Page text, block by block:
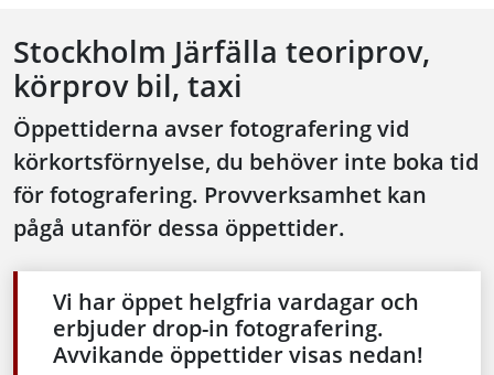
Stockholm Järfälla teoriprov,
körprov bil, taxi
Öppettiderna avser fotografering vid
körkortsförnyelse, du behöver inte boka tid
för fotografering. Provverksamhet kan
pågå utanför dessa öppettider.
Vi har öppet helgfria vardagar och
erbjuder drop-in fotografering.
Avvikande öppettider visas nedan!